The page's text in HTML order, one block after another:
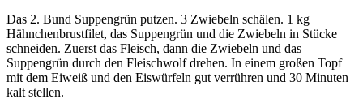
Das 2. Bund Suppengrün putzen. 3 Zwiebeln schälen. 1 kg
Hähnchenbrustfilet, das Suppengrün und die Zwiebeln in Stücke
schneiden. Zuerst das Fleisch, dann die Zwiebeln und das
Suppengrün durch den Fleischwolf drehen. In einem großen Topf
mit dem Eiweiß und den Eiswürfeln gut verrühren und 30 Minuten
kalt stellen.